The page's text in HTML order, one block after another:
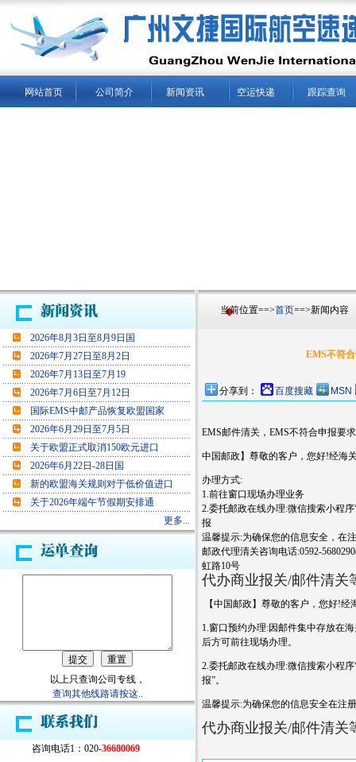
网站首页 公司简介 新闻资讯 空运快递 跟踪查询
2026年8月3日至8月9日国
2026年7月27日至8月2日
2026年7月13日至7月19
2026年7月6日至7月12日
国际EMS中邮产品恢复欧盟国家
2026年6月29日至7月5日
关于欧盟正式取消150欧元进口
2026年6月22日-28日国
新的欧盟海关规则对于低价值进口
关于2026年端午节假期安排通
更多...
以上只查询公司专线，
查询其他线路请按这..
咨询电话1：020-36680069
当前位置==>首页==>新闻内容
EMS不符
分享到： 百度搜藏 MSN
EMS邮件清关，EMS不符合申报要
中国邮政】尊敬的客户，您好!经海
办理方式:
1.前往窗口现场办理业务
2.委托邮政在线办理:微信搜索小程序
报
温馨提示:为确保您的信息安全，在
邮政代理清关咨询电话:0592-
虹路10号
代办商业报关/邮件清关
【中国邮政】尊敬的客户，您好!
1.窗口预约办理:因邮件集中存放在
后方可前往现场办理。
2.委托邮政在线办理:微信搜索小程序
报”。
温馨提示:为确保您的信息安全在注
代办商业报关/邮件清关